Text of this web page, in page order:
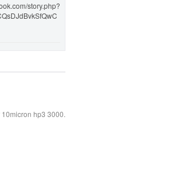
story.php?
hp3 3000.